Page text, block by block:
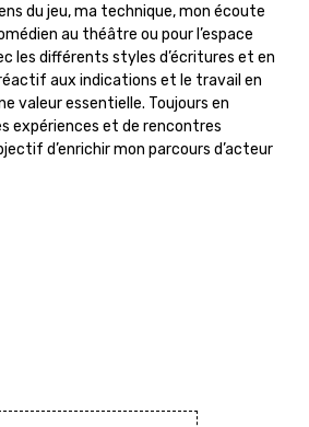
du jeu, ma technique, mon écoute
au théâtre ou pour l’espace
les différents styles d’écritures et en
aux indications et le travail en
valeur essentielle. Toujours en
expériences et de rencontres
d’enrichir mon parcours d’acteur